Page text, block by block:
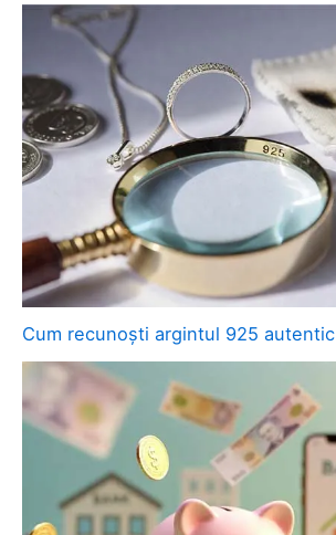
Cum recunoști argintul 925 autentic